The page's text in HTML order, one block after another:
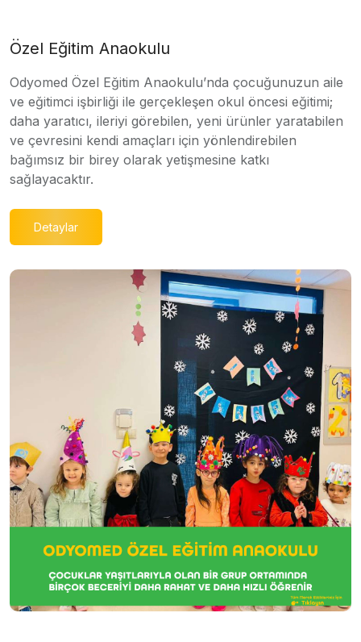
Özel Eğitim Anaokulu
Odyomed Özel Eğitim Anaokulu’nda çocuğunuzun aile
ve eğitimci işbirliği ile gerçekleşen okul öncesi eğitimi;
daha yaratıcı, ileriyi görebilen, yeni ürünler yaratabilen
ve çevresini kendi amaçları için yönlendirebilen
bağımsız bir birey olarak yetişmesine katkı
sağlayacaktır.
Detaylar